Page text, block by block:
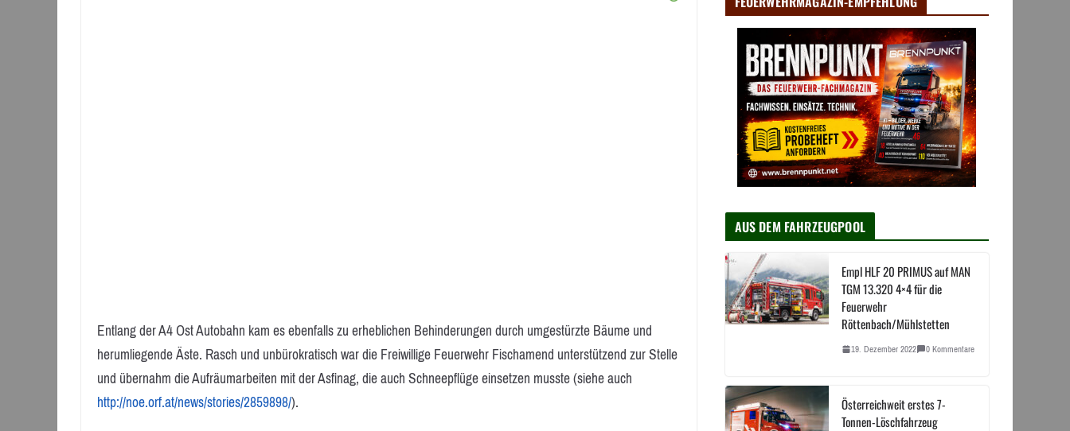
Entlang der A4 Ost Autobahn kam es ebenfalls zu erheblichen Behinderungen durch umgestürzte Bäume und
herumliegende Äste. Rasch und unbürokratisch war die Freiwillige Feuerwehr Fischamend unterstützend zur Stelle
und übernahm die Aufräumarbeiten mit der Asfinag, die auch Schneepflüge einsetzen musste (siehe auch
http://noe.orf.at/news/stories/2859898/).
AUS DEM FAHRZEUGPOOL
Empl HLF 20 PRIMUS auf MAN
TGM 13.320 4×4 für die
Feuerwehr
Röttenbach/Mühlstetten
19. Dezember 2022 0 Kommentare
Österreichweit erstes 7-
Tonnen-Löschfahrzeug